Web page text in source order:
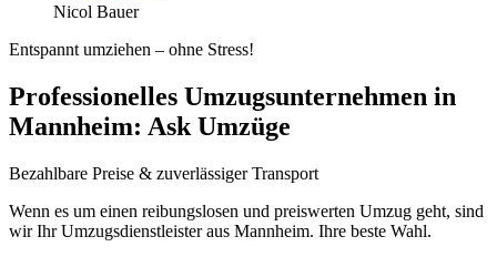
Nicol Bauer
Entspannt umziehen – ohne Stress!
Professionelles Umzugsunternehmen in
Mannheim: Ask Umzüge
Bezahlbare Preise & zuverlässiger Transport
Wenn es um einen reibungslosen und preiswerten Umzug geht, sind
wir Ihr Umzugsdienstleister aus Mannheim. Ihre beste Wahl.